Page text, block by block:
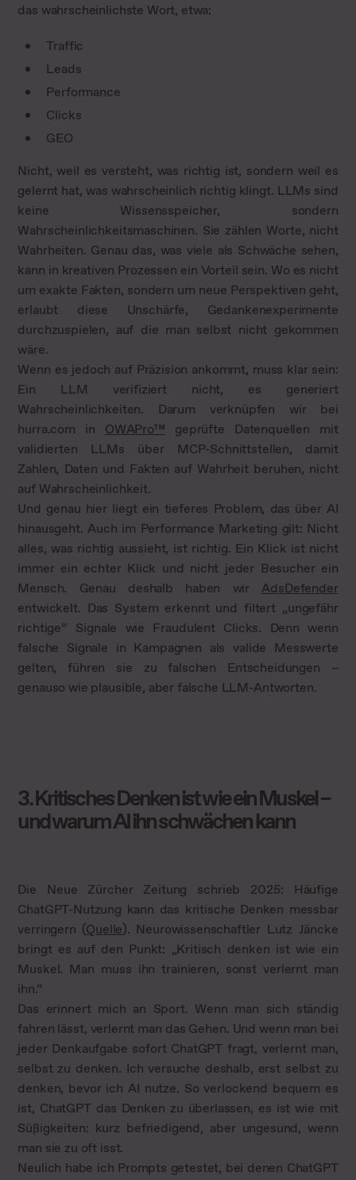
das wahrscheinlichste Wort, etwa:
Traffic
Leads
Performance
Clicks
GEO
Nicht, weil es versteht, was richtig ist, sondern weil es
gelernt hat, was wahrscheinlich richtig klingt. LLMs sind
keine Wissensspeicher, sondern
Wahrscheinlichkeitsmaschinen. Sie zählen Worte, nicht
Wahrheiten. Genau das, was viele als Schwäche sehen,
kann in kreativen Prozessen ein Vorteil sein. Wo es nicht
um exakte Fakten, sondern um neue Perspektiven geht,
erlaubt diese Unschärfe, Gedankenexperimente
durchzuspielen, auf die man selbst nicht gekommen
wäre.
Wenn es jedoch auf Präzision ankommt, muss klar sein:
Ein LLM verifiziert nicht, es generiert
Wahrscheinlichkeiten. Darum verknüpfen wir bei
hurra.com in OWAPro™ geprüfte Datenquellen mit
validierten LLMs über MCP-Schnittstellen, damit
Zahlen, Daten und Fakten auf Wahrheit beruhen, nicht
auf Wahrscheinlichkeit.
Und genau hier liegt ein tieferes Problem, das über AI
hinausgeht. Auch im Performance Marketing gilt: Nicht
alles, was richtig aussieht, ist richtig. Ein Klick ist nicht
immer ein echter Klick und nicht jeder Besucher ein
Mensch. Genau deshalb haben wirAdsDefender
entwickelt. Das System erkennt und filtert „ungefähr
richtige“ Signale wie Fraudulent Clicks. Denn wenn
falsche Signale in Kampagnen als valide Messwerte
gelten, führen sie zu falschen Entscheidungen –
genauso wie plausible, aber falsche LLM-Antworten.
3. Kritisches Denken ist wie ein Muskel –
und warum AI ihn schwächen kann
Die Neue Zürcher Zeitung schrieb 2025: Häufige
ChatGPT-Nutzung kann das kritische Denken messbar
verringern (Quelle). Neurowissenschaftler Lutz Jäncke
bringt es auf den Punkt: „Kritisch denken ist wie ein
Muskel. Man muss ihn trainieren, sonst verlernt man
ihn.“
Das erinnert mich an Sport. Wenn man sich ständig
fahren lässt, verlernt man das Gehen. Und wenn man bei
jeder Denkaufgabe sofort ChatGPT fragt, verlernt man,
selbst zu denken. Ich versuche deshalb, erst selbst zu
denken, bevor ich AI nutze. So verlockend bequem es
ist, ChatGPT das Denken zu überlassen, es ist wie mit
Süßigkeiten: kurz befriedigend, aber ungesund, wenn
man sie zu oft isst.
Neulich habe ich Prompts getestet, bei denen ChatGPT